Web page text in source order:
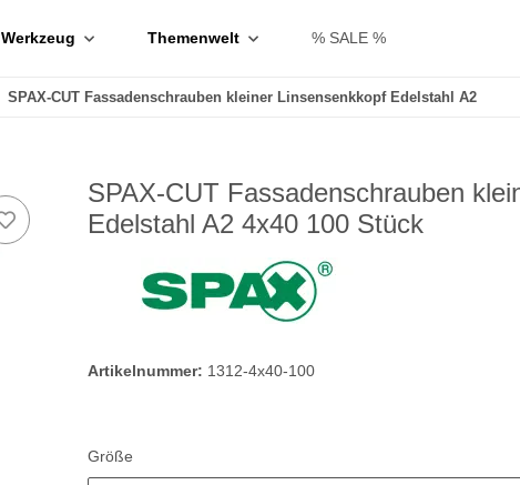
Werkzeug Themenwelt % SALE %
SPAX-CUT Fassadenschrauben kleiner Linsensenkkopf Edelstahl A2
SPAX-CUT Fassadenschrauben
Edelstahl A2 4x40 100 Stück
Artikelnummer: 1312-4x40-100
Größe